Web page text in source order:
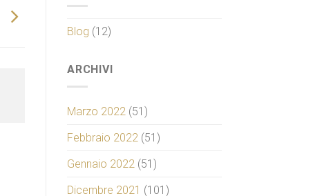
Blog (12)
ARCHIVI
Marzo 2022 (51)
Febbraio 2022 (51)
Gennaio 2022 (51)
Dicembre 2021 (101)